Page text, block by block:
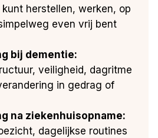
herstellen, werken, op
even vrij bent
bij dementie:
veiligheid, dagritme
in gedrag of
na ziekenhuisopname:
dagelijkse routines